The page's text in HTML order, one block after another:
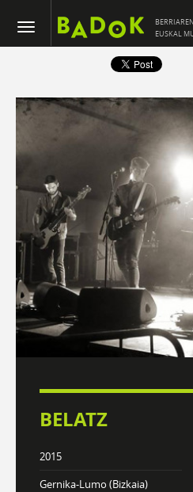
BERRIAREN
EUSKAL
BELATZ
2015
Gernika-Lumo (Bizkaia)